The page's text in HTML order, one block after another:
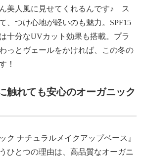
美人風に見せてくれるんです♪ ス
、つけ心地が軽いのも魅力。SPF15
十分なUVカット効果も搭載。プラ
っとヴェールをかければ、この冬の
！
触れても安心のオーガニック
ク ナチュラルメイクアップベース』
ひとつの理由は、高品質なオーガニ